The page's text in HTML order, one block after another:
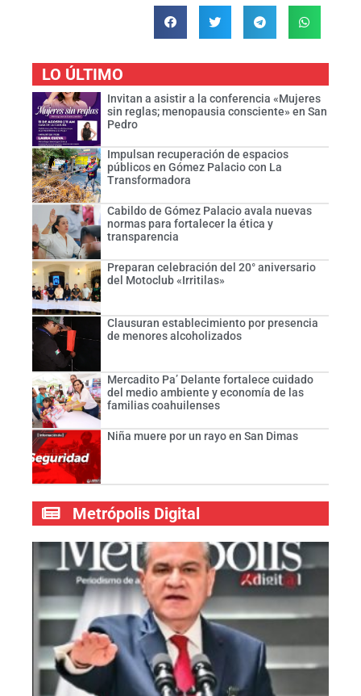
LO ÚLTIMO
Invitan a asistir a la conferencia «Mujeres
sin reglas; menopausia consciente» en San
Pedro
Impulsan recuperación de espacios
públicos en Gómez Palacio con La
Transformadora
Cabildo de Gómez Palacio avala nuevas
normas para fortalecer la ética y
transparencia
Preparan celebración del 20° aniversario
del Motoclub «Irritilas»
Clausuran establecimiento por presencia
de menores alcoholizados
Mercadito Pa’ Delante fortalece cuidado
del medio ambiente y economía de las
familias coahuilenses
Niña muere por un rayo en San Dimas
Metrópolis Digital